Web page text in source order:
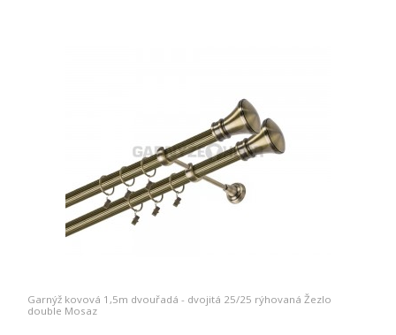
Garnýž kovová 1,5m dvouřadá - dvojitá 25/25 rýhovaná Žezlo
double Mosaz